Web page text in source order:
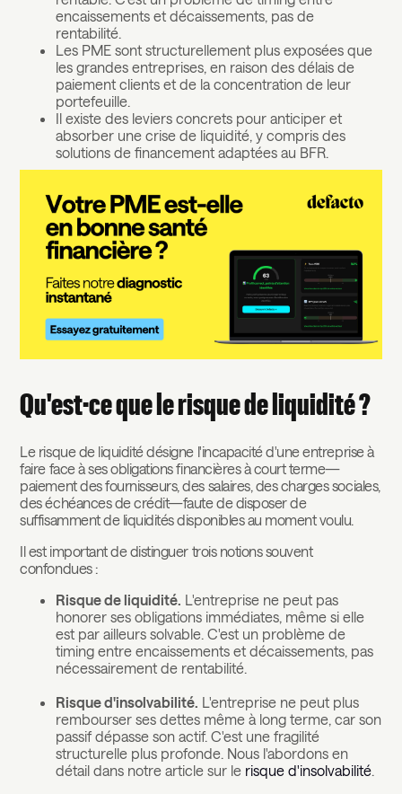
encaissements et décaissements, pas de
rentabilité.
Les PME sont structurellement plus exposées que
les grandes entreprises, en raison des délais de
paiement clients et de la concentration de leur
portefeuille.
Il existe des leviers concrets pour anticiper et
absorber une crise de liquidité, y compris des
solutions de financement adaptées au BFR.
Qu'est-ce que le risque de liquidité ?
Le risque de liquidité désigne l'incapacité d'une entreprise à
faire face à ses obligations financières à court terme—
paiement des fournisseurs, des salaires, des charges sociales,
des échéances de crédit—faute de disposer de
suffisamment de liquidités disponibles au moment voulu.
Il est important de distinguer trois notions souvent
confondues :
Risque de liquidité. L'entreprise ne peut pas
honorer ses obligations immédiates, même si elle
est par ailleurs solvable. C'est un problème de
timing entre encaissements et décaissements, pas
nécessairement de rentabilité.
Risque d'insolvabilité. L'entreprise ne peut plus
rembourser ses dettes même à long terme, car son
passif dépasse son actif. C'est une fragilité
structurelle plus profonde. Nous l'abordons en
détail dans notre article sur le risque d'insolvabilité.